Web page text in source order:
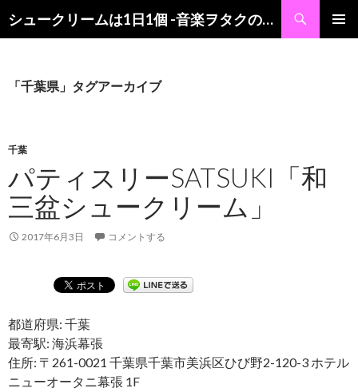
シュークリームは1日1個 -音楽ヲタクの食レポブログ-
索
ン
キ
プ
「千葉県」タグアーカイブ
千葉
パティスリーSATSUKI「和
三盆シュークリーム」
2017年6月3日 コメントする
都道府県: 千葉
最寄駅: 海浜幕張
住所: 〒261-0021 千葉県千葉市美浜区ひび野2-120-3 ホテル
ニューオータニ幕張 1F